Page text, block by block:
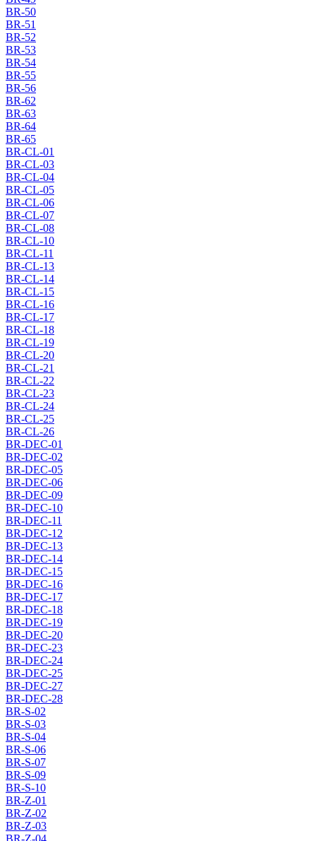
BR-50
BR-51
BR-52
BR-53
BR-54
BR-55
BR-56
BR-62
BR-63
BR-64
BR-65
BR-CL-01
BR-CL-03
BR-CL-04
BR-CL-05
BR-CL-06
BR-CL-07
BR-CL-08
BR-CL-10
BR-CL-11
BR-CL-13
BR-CL-14
BR-CL-15
BR-CL-16
BR-CL-17
BR-CL-18
BR-CL-19
BR-CL-20
BR-CL-21
BR-CL-22
BR-CL-23
BR-CL-24
BR-CL-25
BR-CL-26
BR-DEC-01
BR-DEC-02
BR-DEC-05
BR-DEC-06
BR-DEC-09
BR-DEC-10
BR-DEC-11
BR-DEC-12
BR-DEC-13
BR-DEC-14
BR-DEC-15
BR-DEC-16
BR-DEC-17
BR-DEC-18
BR-DEC-19
BR-DEC-20
BR-DEC-23
BR-DEC-24
BR-DEC-25
BR-DEC-27
BR-DEC-28
BR-S-02
BR-S-03
BR-S-04
BR-S-06
BR-S-07
BR-S-09
BR-S-10
BR-Z-01
BR-Z-02
BR-Z-03
BR-Z-04